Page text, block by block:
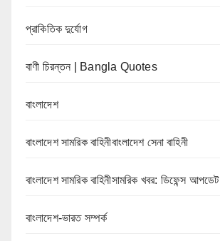
প্রাকিতিক দুর্যোগ
বাণী চিরন্তন | Bangla Quotes
বাংলাদেশ
বাংলাদেশ সামরিক বাহিনীবাংলাদেশ সেনা বাহিনী
বাংলাদেশ সামরিক বাহিনীসামরিক খবর: ডিফেন্স আপডেট
বাংলাদেশ-ভারত সম্পর্ক